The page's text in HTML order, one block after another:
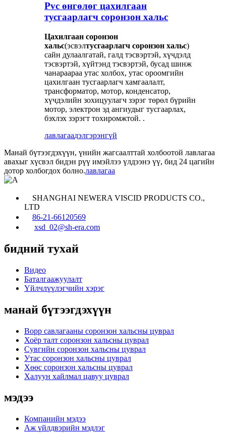
Pvc өнгөлөг цахилгаан
тусгаарлагч соронзон хальс
Цахилгаан соронзон
хальс(эсвэлтусгаарлагч соронзон хальс)
сайн дулаалгатай, галд тэсвэртэй, хүчдэлд
тэсвэртэй, хүйтэнд тэсвэртэй, бусад шинж
чанараараа утас холбох, утас ороомгийн
цахилгаан тусгаарлагч хамгаалалт,
трансформатор, мотор, конденсатор,
хүчдэлийн зохицуулагч зэрэг төрөл бүрийн
мотор, электрон эд ангиудыг тусгаарлах,
бэхлэх зэрэгт тохиромжтой. .
лавлагаадэлгэрэнгүй
Манай бүтээгдэхүүн, үнийн жагсаалттай холбоотой лавлагаа
авахыг хүсвэл бидэн рүү имэйлээ үлдээнэ үү, бид 24 цагийн
дотор холбогдох болно.лавлагаа
SHANGHAI NEWERA VISCID PRODUCTS CO.,
LTD
86-21-66120569
xsd_02@sh-era.com
бидний тухай
Видео
Баталгаажуулалт
Үйлчлүүлэгчийн хэрэг
манай бүтээгдэхүүн
Bopp савлагааны соронзон хальсны цуврал
Хоёр талт соронзон хальсны цуврал
Сувгийн соронзон хальсны цуврал
Утас соронзон хальсны цуврал
Хөөс соронзон хальсны цуврал
Халуун хайлмал цавуу цуврал
мэдээ
Компанийн мэдээ
Аж үйлдвэрийн мэдлэг